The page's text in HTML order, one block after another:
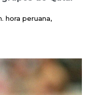
hora peruana,